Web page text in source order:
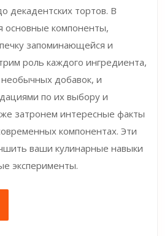
декадентских тортов. В
основные компоненты,
запоминающейся и
роль каждого ингредиента,
добавок, и
по их выбору и
затронем интересные факты
компонентах. Эти
ваши кулинарные навыки
эксперименты.